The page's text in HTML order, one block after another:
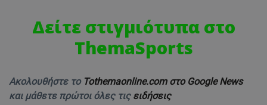
Δείτε στιγμιότυπα στο
ThemaSports
Ακολουθήστε το Tothemaonline.com στο Google News
και μάθετε πρώτοι όλες τις ειδήσεις